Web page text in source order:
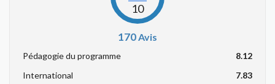
10
170Avis
Pédagogie du programme
8.12
International
7.83